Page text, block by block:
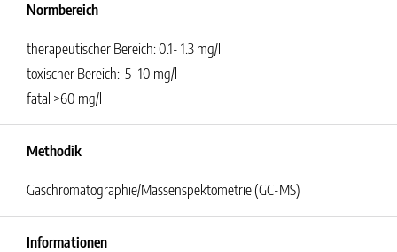
Normbereich
therapeutischer Bereich: 0.1- 1.3 mg/l
toxischer Bereich: 5 -10 mg/l
fatal >60 mg/l
Methodik
Gaschromatographie/Massenspektometrie (GC-MS)
Informationen